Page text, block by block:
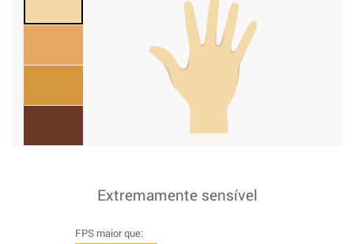
Extremamente sensível
FPS maior que: